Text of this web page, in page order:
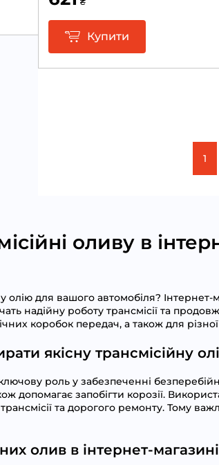
Купити
1
оливу в
олію для вашого автомобіля?
надійну роботу трансмісії та
коробок передач, а також для
якісну трансмісійну
роль у забезпеченні
допомагає запобігти корозії.
та дорогого ремонту. Тому
олив в інтернет-